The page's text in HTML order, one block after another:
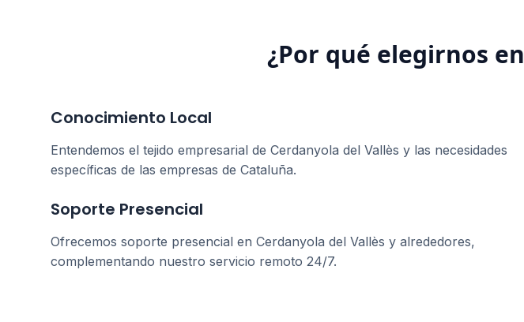
¿Por qué elegirnos en
Conocimiento Local
Entendemos el tejido empresarial de Cerdanyola del Vallès y las necesidades
específicas de las empresas de Cataluña.
Soporte Presencial
Ofrecemos soporte presencial en Cerdanyola del Vallès y alrededores,
complementando nuestro servicio remoto 24/7.